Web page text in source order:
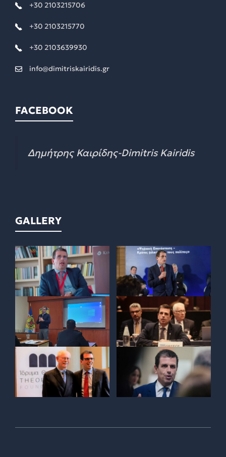
+30 2103215706
+30 2103215770
+30 2103639930
info@dimitriskairidis.gr
FACEBOOK
Δημήτρης Καιρίδης-Dimitris Kairidis
GALLERY